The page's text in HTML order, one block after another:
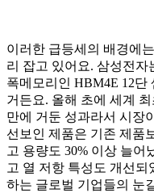
이러한 급등세의 배경에
리 잡고 있어요. 삼성전자
폭메모리인 HBM4E 12단
거든요. 올해 초에 세계
만에 거둔 성과라서 시장
선보인 제품은 기존 제품
고 용량도 30% 이상 늘어
고 열 저항 특성도 개선되
하는 글로벌 기업들의 눈